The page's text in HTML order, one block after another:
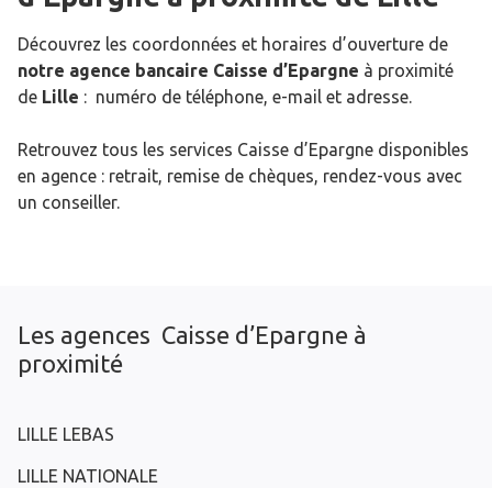
Découvrez les coordonnées et horaires d’ouverture de
notre agence bancaire Caisse d’Epargne à proximité
de Lille : numéro de téléphone, e-mail et adresse.
Retrouvez tous les services Caisse d’Epargne disponibles
en agence : retrait, remise de chèques, rendez-vous avec
un conseiller.
Les agences Caisse d’Epargne à
proximité
LILLE LEBAS
LILLE NATIONALE